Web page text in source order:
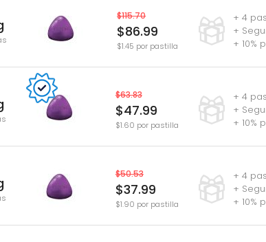
+ 4
+
+ 10%
$115.70
$86.99
$1.45 por pastilla
+ 4
+
+ 10%
$63.83
$47.99
$1.60 por pastilla
+ 4
+
+ 10%
$50.53
$37.99
$1.90 por pastilla